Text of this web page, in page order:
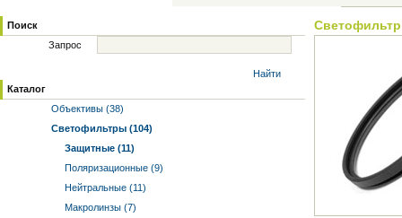
Поиск
Запрос
Найти
Каталог
Объективы (38)
Светофильтры (104)
Защитные (11)
Поляризационные (9)
Нейтральные (11)
Макролинзы (7)